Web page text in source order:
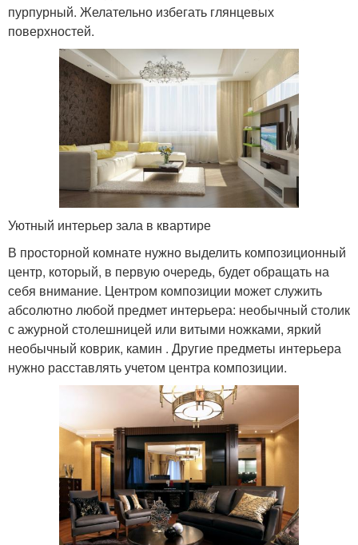
пурпурный. Желательно избегать глянцевых
поверхностей.
Уютный интерьер зала в квартире
В просторной комнате нужно выделить композиционный
центр, который, в первую очередь, будет обращать на
себя внимание. Центром композиции может служить
абсолютно любой предмет интерьера: необычный столик
с ажурной столешницей или витыми ножками, яркий
необычный коврик, камин . Другие предметы интерьера
нужно расставлять учетом центра композиции.